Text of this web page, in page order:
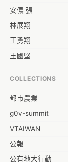
安儂 張
林展翔
王勇翔
王國堅
蒼時弦也
袁乾鑫
陳泰澄
COLLECTIONS
都市農業
g0v-summit
VTAIWAN
公報
公有地大行動